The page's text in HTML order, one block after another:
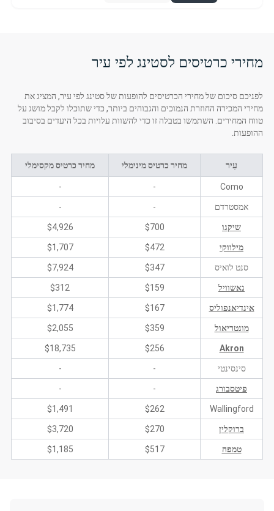
מחירי כרטיסים לסטינג לפי עיר
לפניכם סיכום של מחירי הכרטיסים להופעות של סטינג לפי עיר, המציג את
מחירי המכירה החוזרת הנמוכים והגבוהים ביותר, כדי שתוכלו לקבל מושג על
טווח המחירים. השתמשו בטבלה זו כדי להשוות עלויות בכל היעדים בסיבוב
ההופעות.
עִיר מחיר כרטיס מינימלי מחיר כרטיס מקסימלי
Como
-
-
אמסטרדם -
-
שיקגו $700
$4,926
מילווקי $472
$1,707
סנט לואיס $347
$7,924
נאשוויל $159
$312
אינדיאנפוליס $167
$1,774
מונטריאול $359
$2,055
Akron
$256
$18,735
סינסינטי -
-
פיטסבורג -
-
Wallingford
$262
$1,491
ברוקלין $270
$3,720
טמפה $517
$1,185